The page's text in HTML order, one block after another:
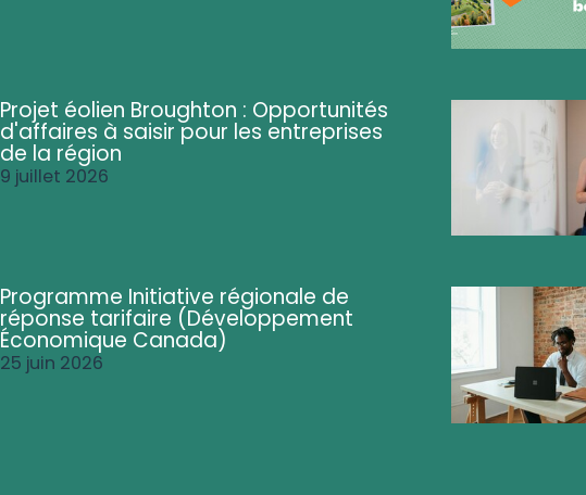
Projet éolien Broughton : Opportunités
d'affaires à saisir pour les entreprises
de la région
9 juillet 2026
Programme Initiative régionale de
réponse tarifaire (Développement
Économique Canada)
25 juin 2026